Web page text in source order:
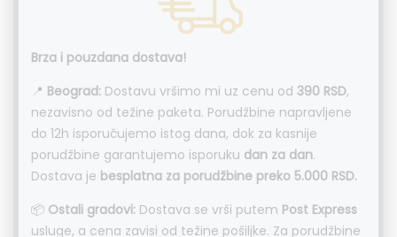
Brza i pouzdana dostava!
📍 Beograd: Dostavu vršimo mi uz cenu od 390 RSD,
nezavisno od težine paketa. Porudžbine napravljene
do 12h isporučujemo istog dana, dok za kasnije
porudžbine garantujemo isporuku dan za dan.
Dostava je besplatna za porudžbine preko 5.000 RSD.
📦 Ostali gradovi: Dostava se vrši putem Post Express
usluge, a cena zavisi od težine pošiljke. Za porudžbine